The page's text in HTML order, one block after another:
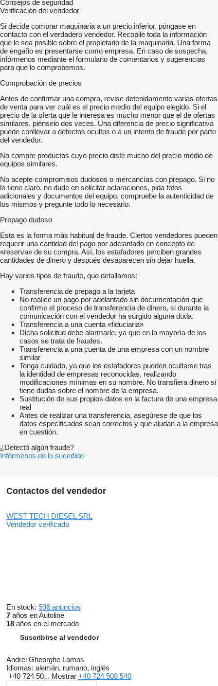
Consejos de seguridad
Verificación del vendedor
Si decide comprar maquinaria a un precio inferior, póngase en
contacto con el verdadero vendedor. Recopile toda la información
que le sea posible sobre el propietario de la maquinaria. Una forma
de engaño es presentarse como empresa. En caso de sospecha,
infórmenos mediante el formulario de comentarios y sugerencias
para que lo comprobemos.
Comprobación de precios
Antes de confirmar una compra, revise detenidamente varias ofertas
de venta para ver cuál es el precio medio del equipo elegido. Si el
precio de la oferta que le interesa es mucho menor que el de ofertas
similares, piénselo dos veces. Una diferencia de precio significativa
puede conllevar a defectos ocultos o a un intento de fraude por parte
del vendedor.
No compre productos cuyo precio diste mucho del precio medio de
equipos similares.
No acepte compromisos dudosos o mercancías con prepago. Si no
lo tiene claro, no dude en solicitar aclaraciones, pida fotos
adicionales y documentos del equipo, compruebe la autenticidad de
los mismos y pregunte todo lo necesario.
Prepago dudoso
Esta es la forma más habitual de fraude. Ciertos vendedores pueden
requerir una cantidad del pago por adelantado en concepto de
«reserva» de su compra. Así, los estafadores perciben grandes
cantidades de dinero y después desaparecen sin dejar huella.
Hay varios tipos de fraude, que detallamos:
Transferencia de prepago a la tarjeta
No realice un pago por adelantado sin documentación que
confirme el proceso de transferencia de dinero, si durante la
comunicación con el vendedor ha surgido alguna duda.
Transferencia a una cuenta «fiduciaria»
Dicha solicitud debe alarmarle, ya que en la mayoría de los
casos se trata de fraudes.
Transferencia a una cuenta de una empresa con un nombre
similar
Tenga cuidado, ya que los estafadores pueden ocultarse tras
la identidad de empresas reconocidas, realizando
modificaciones mínimas en su nombre. No transfiera dinero si
tiene dudas sobre el nombre de la empresa.
Sustitución de sus propios datos en la factura de una empresa
real
Antes de realizar una transferencia, asegúrese de que los
datos especificados sean correctos y que aludan a la empresa
en cuestión.
¿Detectó algún fraude?
Infórmenos de lo sucedido
Contactos del vendedor
WEST TECH DIESEL SRL
Vendedor verificado
En stock: 596 anuncios
7 años en Autoline
18 años en el mercado
Suscribirse al vendedor
Andrei Gheorghe Lamos
Idiomas: alemán, rumano, inglés
+40 724 50... Mostrar +40 724 508 540